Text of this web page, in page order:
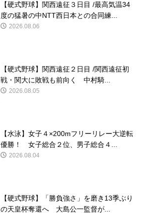
【硬式野球】関西遠征３日目 /最高気温34
度の猛暑の中NTT西日本との合同練...
2026.08.06
【硬式野球】関西遠征２日目 /関西遠征初
戦・関大に敗戦も前向く 中村騎...
2026.08.05
【水泳】女子４×200mフリーリレー大逆転
優勝！ 女子総合２位、男子総合４...
2026.08.04
【硬式野球】「勝負強さ」を磨き13季ぶり
の天皇杯奪還へ 大島公一監督が...